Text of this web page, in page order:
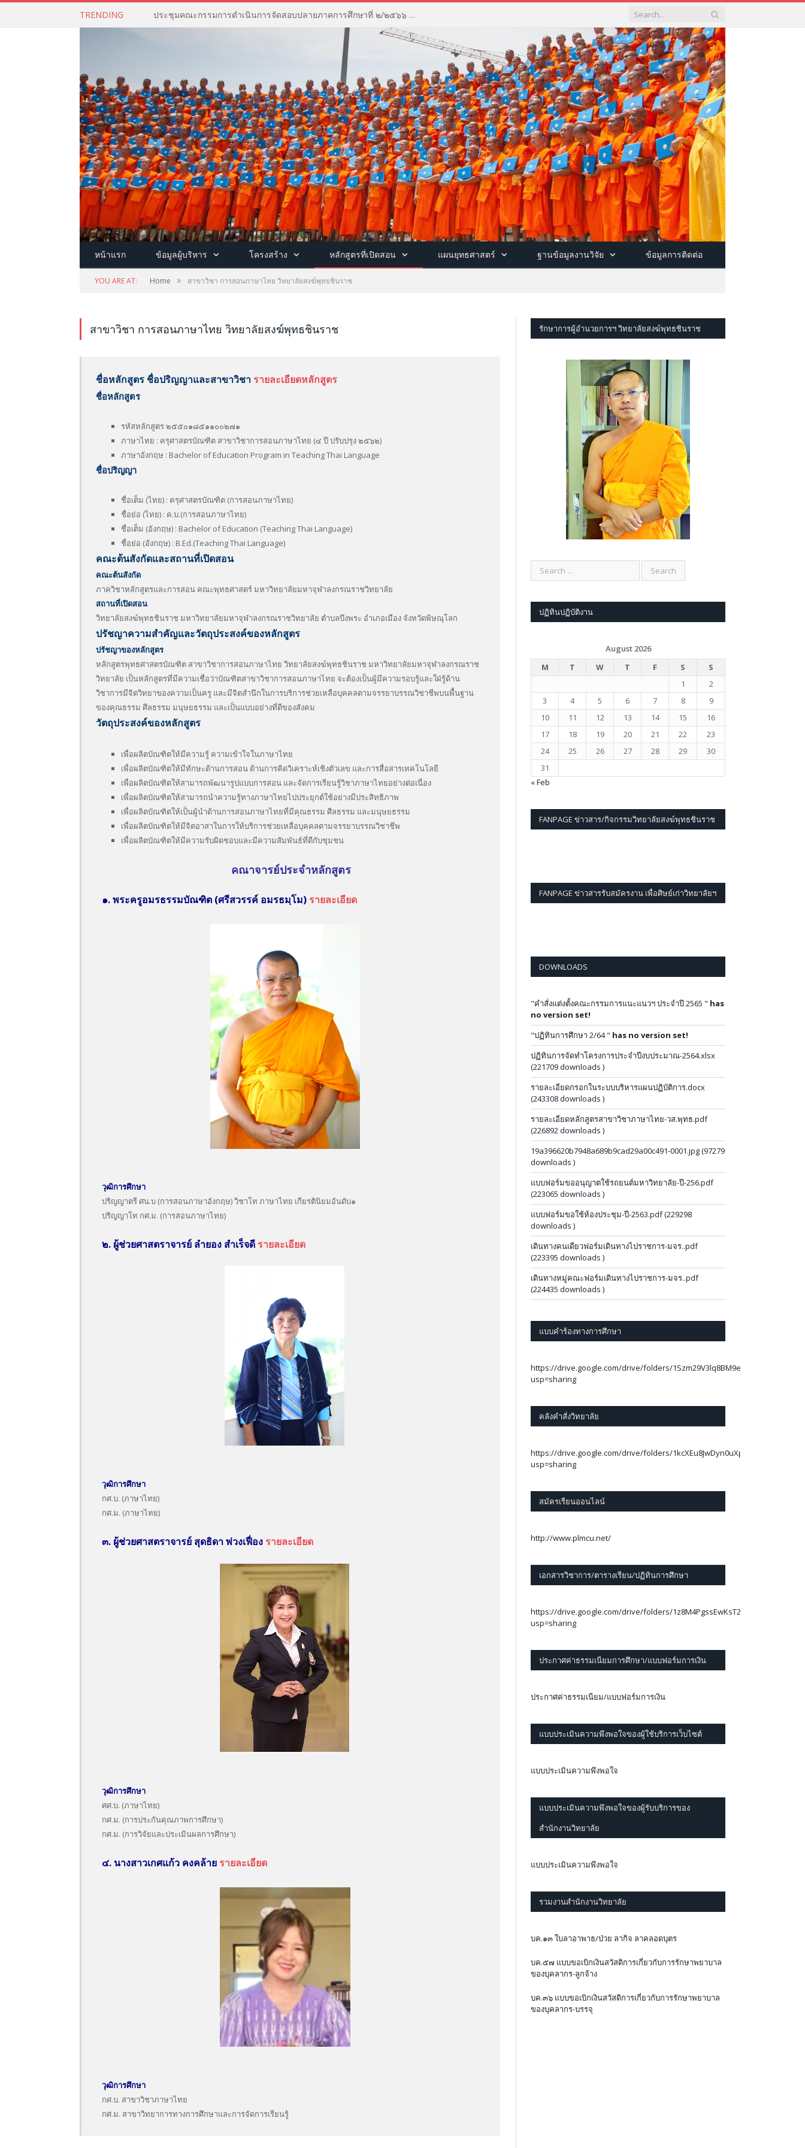
TRENDING ประชุมคณะกรรมการดำเนินการจัดสอบปลายภาคการศึกษาที่ ๒/๒๕๖๖ ณ ห้องประชุมพุทธชินราชวรธาดา อาคารพุทธชินราช วิทยาลัยสงฆ์พุทธชินราช
หน้าแรก ข้อมูลผู้บริหาร โครงสร้าง หลักสูตรที่เปิดสอน แผนยุทธศาสตร์ ฐานข้อมูลงานวิจัย ข้อมูลการติดต่อ
YOU ARE AT: Home » สาขาวิชา การสอนภาษาไทย วิทยาลัยสงฆ์พุทธชินราช
สาขาวิชา การสอนภาษาไทย วิทยาลัยสงฆ์พุทธชินราช
ชื่อหลักสูตร ชื่อปริญญาและสาขาวิชา รายละเอียดหลักสูตร
ชื่อหลักสูตร
รหัสหลักสูตร ๒๕๕๐๑๘๕๑๑๐๐๒๗๑
ภาษาไทย : ครุศาสตรบัณฑิต สาขาวิชาการสอนภาษาไทย (๔ ปี ปรับปรุง ๒๕๖๒)
ภาษาอังกฤษ : Bachelor of Education Program in Teaching Thai Language
ชื่อปริญญา
ชื่อเต็ม (ไทย) : ครุศาสตรบัณฑิต (การสอนภาษาไทย)
ชื่อย่อ (ไทย) : ค.บ.(การสอนภาษาไทย)
ชื่อเต็ม (อังกฤษ) : Bachelor of Education (Teaching Thai Language)
ชื่อย่อ (อังกฤษ) : B.Ed.(Teaching Thai Language)
คณะต้นสังกัดและสถานที่เปิดสอน
คณะต้นสังกัด
ภาควิชาหลักสูตรและการสอน คณะพุทธศาสตร์ มหาวิทยาลัยมหาจุฬาลงกรณราชวิทยาลัย
สถานที่เปิดสอน
วิทยาลัยสงฆ์พุทธชินราช มหาวิทยาลัยมหาจุฬาลงกรณราชวิทยาลัย ตำบลบึงพระ อำเภอเมือง จังหวัดพิษณุโลก
ปรัชญาความสำคัญและวัตถุประสงค์ของหลักสูตร
ปรัชญาของหลักสูตร
หลักสูตรพุทธศาสตรบัณฑิต สาขาวิชาการสอนภาษาไทย วิทยาลัยสงฆ์พุทธชินราช มหาวิทยาลัยมหาจุฬาลงกรณราช
วิทยาลัย เป็นหลักสูตรที่มีความเชื่อว่าบัณฑิตสาขาวิชาการสอนภาษาไทย จะต้องเป็นผู้มีความรอบรู้และใฝ่รู้ด้าน
วิชาการมีจิตวิทยาของความเป็นครู และมีจิตสำนึกในการบริการช่วยเหลือบุคคลตามจรรยาบรรณวิชาชีพบนพื้นฐาน
ของคุณธรรม ศีลธรรม มนุษยธรรม และเป็นแบบอย่างที่ดีของสังคม
วัตถุประสงค์ของหลักสูตร
เพื่อผลิตบัณฑิตให้มีความรู้ ความเข้าใจในภาษาไทย
เพื่อผลิตบัณฑิตให้มีทักษะด้านการสอน ด้านการคิดวิเคราะห์เชิงตัวเลข และการสื่อสารเทคโนโลยี
เพื่อผลิตบัณฑิตให้สามารถพัฒนารูปแบบการสอน และจัดการเรียนรู้วิชาภาษาไทยอย่างต่อเนื่อง
เพื่อผลิตบัณฑิตให้สามารถนำความรู้ทางภาษาไทยไปประยุกต์ใช้อย่างมีประสิทธิภาพ
เพื่อผลิตบัณฑิตให้เป็นผู้นำด้านการสอนภาษาไทยที่มีคุณธรรม ศีลธรรม และมนุษยธรรม
เพื่อผลิตบัณฑิตให้มีจิตอาสาในการให้บริการช่วยเหลือบุคคลตามจรรยาบรรณวิชาชีพ
เพื่อผลิตบัณฑิตให้มีความรับผิดชอบและมีความสัมพันธ์ที่ดีกับชุมชน
คณาจารย์ประจำหลักสูตร
๑. พระครูอมรธรรมบัณฑิต (ศรีสวรรค์ อมรธมฺโม) รายละเอียด
วุฒิการศึกษา
ปริญญาตรี ศน.บ (การสอนภาษาอังกฤษ) วิชาโท ภาษาไทย เกียรตินิยมอันดับ๑
ปริญญาโท กศ.ม. (การสอนภาษาไทย)
๒. ผู้ช่วยศาสตราจารย์ ลำยอง สำเร็จดี รายละเอียด
วุฒิการศึกษา
กศ.บ. (ภาษาไทย)
กศ.ม. (ภาษาไทย)
๓. ผู้ช่วยศาสตราจารย์ สุดธิดา พ่วงเฟื่อง รายละเอียด
วุฒิการศึกษา
ศศ.บ. (ภาษาไทย)
กศ.ม. (การประกันคุณภาพการศึกษา)
กศ.ม. (การวิจัยและประเมินผลการศึกษา)
๔. นางสาวเกศแก้ว คงคล้าย รายละเอียด
วุฒิการศึกษา
กศ.บ. สาขาวิชาภาษาไทย
กศ.ม. สาขาวิทยาการทางการศึกษาและการจัดการเรียนรู้
รักษาการผู้อำนวยการฯ วิทยาลัยสงฆ์พุทธชินราช
ปฏิทินปฏิบัติงาน
August 2026
M
T W T F S
S
1
2
3
4 5 6 7 8
9
10
11 12 13 14 15
16
17
18 19 20 21 22
23
24
25 26 27 28 29
30
31
« Feb
FANPAGE ข่าวสาร/กิจกรรมวิทยาลัยสงฆ์พุทธชินราช
FANPAGE ข่าวสารรับสมัครงาน เพื่อศิษย์เก่าวิทยาลัยฯ
DOWNLOADS
"คำสั่งแต่งตั้งคณะกรรมการแนะแนวฯ ประจำปี 2565 " has
no version set!
"ปฏิทินการศึกษา 2/64 " has no version set!
ปฏิทินการจัดทำโครงการประจำปีงบประมาณ-2564.xlsx
(221709 downloads )
รายละเอียดกรอกในระบบบริหารแผนปฏิบัติการ.docx
(243308 downloads )
รายละเอียดหลักสูตรสาขาวิชาภาษาไทย-วส.พุทธ.pdf
(226892 downloads )
19a396620b7948a689b9cad29a00c491-0001.jpg (97279
downloads )
แบบฟอร์มขออนุญาตใช้รถยนต์มหาวิทยาลัย-ปี-256.pdf
(223065 downloads )
แบบฟอร์มขอใช้ห้องประชุม-ปี-2563.pdf (229298
downloads )
เดินทางคนเดียวฟอร์มเดินทางไปราชการ-มจร..pdf
(223395 downloads )
เดินทางหมู่คณะฟอร์มเดินทางไปราชการ-มจร..pdf
(224435 downloads )
แบบคำร้องทางการศึกษา
https://drive.google.com/drive/folders/
usp=sharing
คลังคำสั่งวิทยาลัย
https://drive.google.com/drive/folders/
usp=sharing
สมัครเรียนออนไลน์
http://www.plmcu.net/
เอกสารวิชาการ/ตารางเรียน/ปฏิทินการศึกษา
https://drive.google.com/drive/folders/
usp=sharing
ประกาศค่าธรรมเนียมการศึกษา/แบบฟอร์มการเงิน
ประกาศค่าธรรมเนียม/แบบฟอร์มการเงิน
แบบประเมินความพึงพอใจของผู้ใช้บริการเว็บไซต์
แบบประเมินความพึงพอใจ
แบบประเมินความพึงพอใจของผู้รับบริการของ
สำนักงานวิทยาลัย
แบบประเมินความพึงพอใจ
รวมงานสำนักงานวิทยาลัย
บค.๑๓ ใบลาอาพาธ/ป่วย ลากิจ ลาคลอดบุตร
บค.๕๗ แบบขอเบิกเงินสวัสดิการเกี่ยวกับการรักษาพยาบาล
ของบุคลากร-ลูกจ้าง
บค.๓๖ แบบขอเบิกเงินสวัสดิการเกี่ยวกับการรักษาพยาบาล
ของบุคลากร-บรรจุ